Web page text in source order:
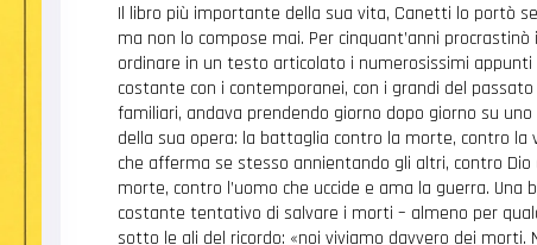
Il libro più importante della sua vita, Canetti lo portò
ma non lo compose mai. Per cinquant’anni
ordinare in un testo articolato i numerosissimi appunti
costante con i contemporanei, con i grandi del
familiari, andava prendendo giorno dopo giorno su
della sua opera: la battaglia contro la morte, contro la
che afferma se stesso annientando gli altri, contro
morte, contro l’uomo che uccide e ama la guerra. Una
costante tentativo di salvare i morti – almeno per
sotto le ali del ricordo: «noi viviamo davvero dei morti.